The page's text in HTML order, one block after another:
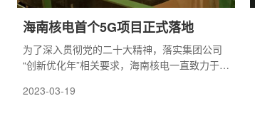
海南核电首个5G项目正式落地
为了深入贯彻党的二十大精神，落实集团公司
“创新优化年”相关要求，海南核电一直致力于推
势，提升核心竞争力。在106大修的反应堆压力
2023-03-19